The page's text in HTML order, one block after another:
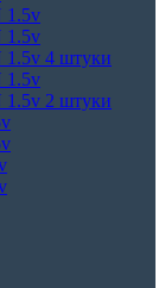
1.5v
1.5v
4 штуки
1.5v
2 штуки